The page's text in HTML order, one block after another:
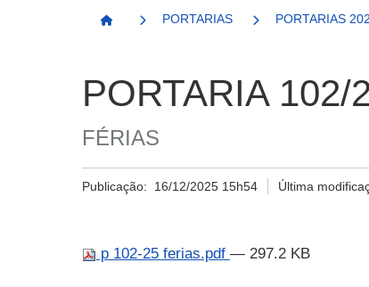
Página Inicial
PORTARIAS PORTARIAS
PORTARIA 102/
FÉRIAS
Publicação: 16/12/2025 15h54 Última
p 102-25 ferias.pdf — 297.2 KB